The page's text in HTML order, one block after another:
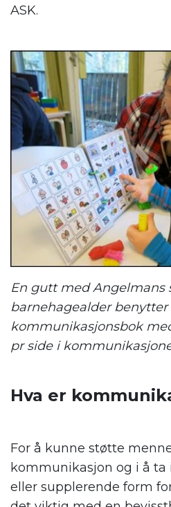
ASK.
En gutt med Angelmans
barnehagealder benytter
kommunikasjonsbok
pr side i
Hva er
For å kunne støtte
kommunikasjon og i å
eller supplerende form